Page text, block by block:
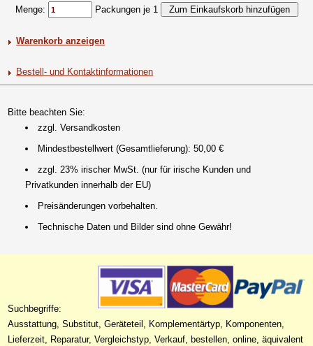
Menge: Packungen je 1
Warenkorb anzeigen
Bestell- und Kontaktinformationen
Bitte beachten Sie:
zzgl. Versandkosten
Mindestbestellwert (Gesamtlieferung): 50,00 €
zzgl. 23% irischer MwSt. (nur für irische Kunden und
Privatkunden innerhalb der EU)
Preisänderungen vorbehalten.
Technische Daten und Bilder sind ohne Gewähr!
Suchbegriffe:
Ausstattung, Substitut, Geräteteil, Komplementärtyp, Komponenten,
Lieferzeit, Reparatur, Vergleichstyp, Verkauf, bestellen, online, äquivalent